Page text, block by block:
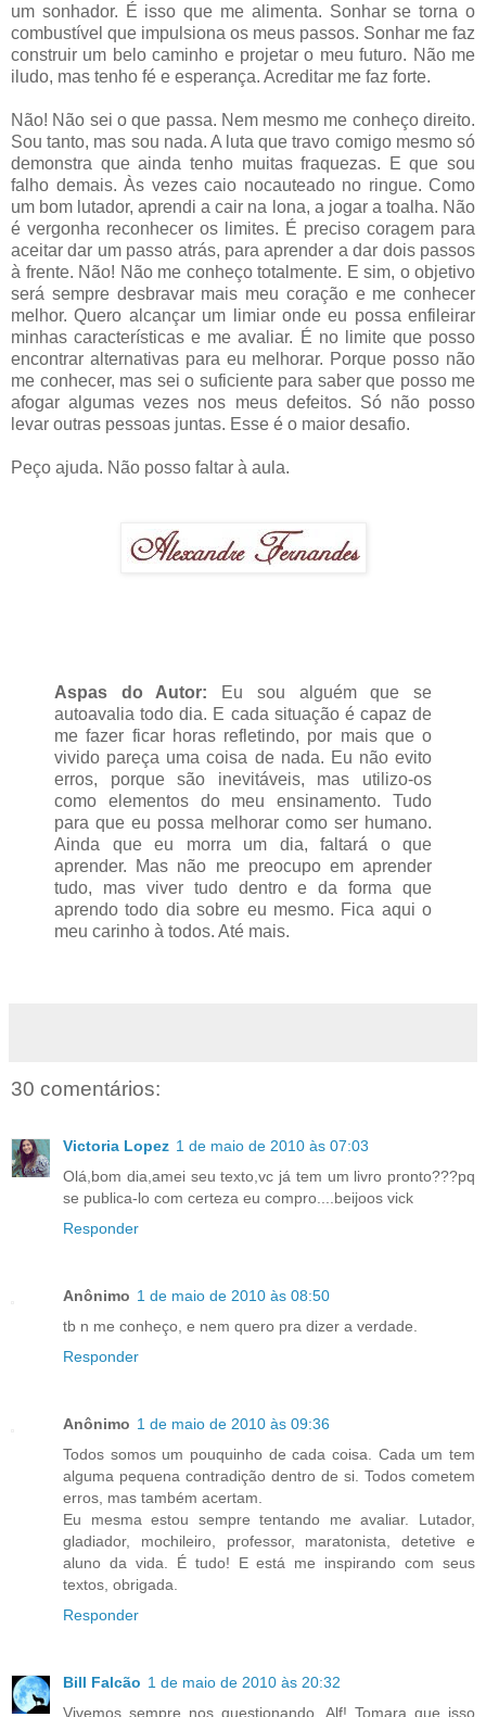
um sonhador. É isso que me alimenta. Sonhar se torna o
combustível que impulsiona os meus passos. Sonhar me faz
construir um belo caminho e projetar o meu futuro. Não me
iludo, mas tenho fé e esperança. Acreditar me faz forte.
Não! Não sei o que passa. Nem mesmo me conheço direito.
Sou tanto, mas sou nada. A luta que travo comigo mesmo só
demonstra que ainda tenho muitas fraquezas. E que sou
falho demais. Às vezes caio nocauteado no ringue. Como
um bom lutador, aprendi a cair na lona, a jogar a toalha. Não
é vergonha reconhecer os limites. É preciso coragem para
aceitar dar um passo atrás, para aprender a dar dois passos
à frente. Não! Não me conheço totalmente. E sim, o objetivo
será sempre desbravar mais meu coração e me conhecer
melhor. Quero alcançar um limiar onde eu possa enfileirar
minhas características e me avaliar. É no limite que posso
encontrar alternativas para eu melhorar. Porque posso não
me conhecer, mas sei o suficiente para saber que posso me
afogar algumas vezes nos meus defeitos. Só não posso
levar outras pessoas juntas. Esse é o maior desafio.
Peço ajuda. Não posso faltar à aula.
Aspas do Autor: Eu sou alguém que se
autoavalia todo dia. E cada situação é capaz de
me fazer ficar horas refletindo, por mais que o
vivido pareça uma coisa de nada. Eu não evito
erros, porque são inevitáveis, mas utilizo-os
como elementos do meu ensinamento. Tudo
para que eu possa melhorar como ser humano.
Ainda que eu morra um dia, faltará o que
aprender. Mas não me preocupo em aprender
tudo, mas viver tudo dentro e da forma que
aprendo todo dia sobre eu mesmo. Fica aqui o
meu carinho à todos. Até mais.
30 comentários:
Victoria Lopez 1 de maio de 2010 às 07:03
Olá,bom dia,amei seu texto,vc já tem um livro pronto???pq
se publica-lo com certeza eu compro....beijoos vick
Responder
Anônimo 1 de maio de 2010 às 08:50
tb n me conheço, e nem quero pra dizer a verdade.
Responder
Anônimo 1 de maio de 2010 às 09:36
Todos somos um pouquinho de cada coisa. Cada um tem
alguma pequena contradição dentro de si. Todos cometem
erros, mas também acertam.
Eu mesma estou sempre tentando me avaliar. Lutador,
gladiador, mochileiro, professor, maratonista, detetive e
aluno da vida. É tudo! E está me inspirando com seus
textos, obrigada.
Responder
Bill Falcão 1 de maio de 2010 às 20:32
Vivemos sempre nos questionando, Alf! Tomara que isso